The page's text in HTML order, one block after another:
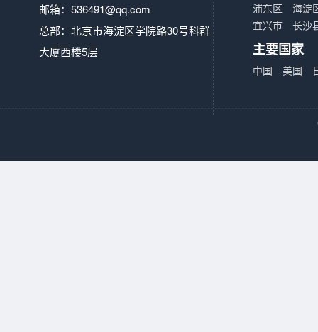
邮箱： 536491@qq.com
总部：北京市海淀区学院路30号科群
大厦西楼5层
浦东区
海淀
宜兴市
长沙
主要国家
中国 美国